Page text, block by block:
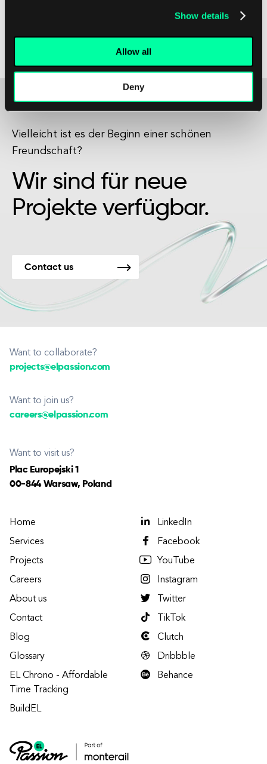
Show details
Allow all
Deny
Abhängigkeiten können Entwickler den
Vielleicht ist es der Beginn einer schönen
Freundschaft?
Wir sind für neue
Projekte verfügbar.
Contact us
Want to collaborate?
projects@elpassion.com
Want to join us?
careers@elpassion.com
Want to visit us?
Plac Europejski 1
00-844 Warsaw, Poland
Home
Services
Projects
Careers
About us
Contact
Blog
Glossary
EL Chrono - Affordable
Time Tracking
BuildEL
LinkedIn
Facebook
YouTube
Instagram
Twitter
TikTok
Clutch
Dribbble
Behance